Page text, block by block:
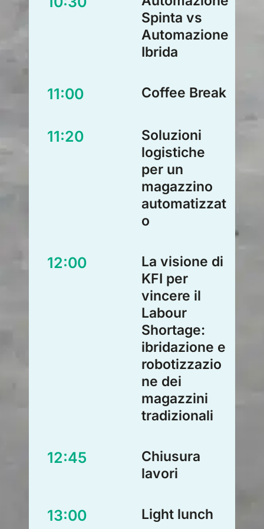
Spinta vs
Automazione
Ibrida
11:00 Coffee Break
11:20
Soluzioni
logistiche
per un
magazzino
automatizzat
o
12:00
La visione di
KFI per
vincere il
Labour
Shortage:
ibridazione e
robotizzazio
ne dei
magazzini
tradizionali
12:45
Chiusura
lavori
13:00 Light lunch